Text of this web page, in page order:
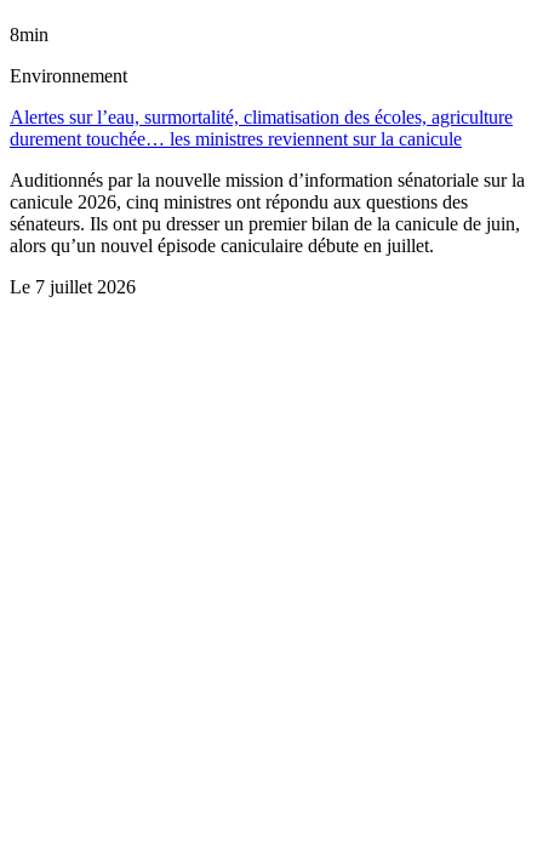
8min
Environnement
Alertes sur l’eau, surmortalité, climatisation des écoles, agriculture
durement touchée… les ministres reviennent sur la canicule
Auditionnés par la nouvelle mission d’information sénatoriale sur la
canicule 2026, cinq ministres ont répondu aux questions des
sénateurs. Ils ont pu dresser un premier bilan de la canicule de juin,
alors qu’un nouvel épisode caniculaire débute en juillet.
Le 7 juillet 2026